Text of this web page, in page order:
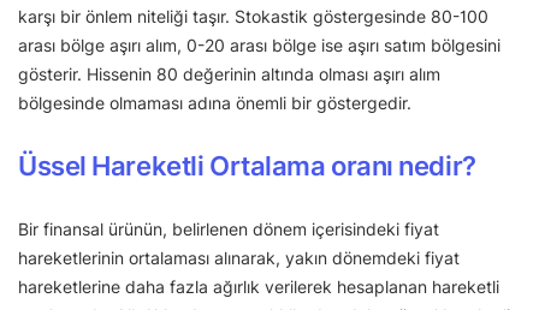
karşı bir önlem niteliği taşır. Stokastik göstergesinde 80-100
arası bölge aşırı alım, 0-20 arası bölge ise aşırı satım bölgesini
gösterir. Hissenin 80 değerinin altında olması aşırı alım
bölgesinde olmaması adına önemli bir göstergedir.
Üssel Hareketli Ortalama oranı nedir?
Bir finansal ürünün, belirlenen dönem içerisindeki fiyat
hareketlerinin ortalaması alınarak, yakın dönemdeki fiyat
hareketlerine daha fazla ağırlık verilerek hesaplanan hareketli